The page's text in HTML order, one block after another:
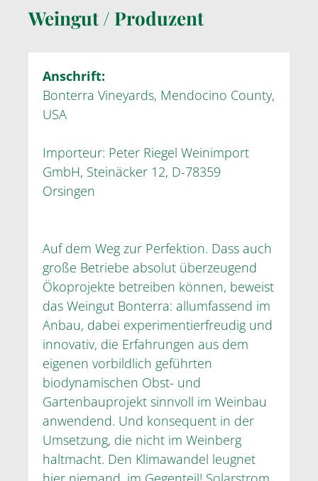
Weingut / Produzent
Anschrift:
Bonterra Vineyards, Mendocino County,
USA
Importeur: Peter Riegel Weinimport
GmbH, Steinäcker 12, D-78359
Orsingen
Auf dem Weg zur Perfektion. Dass auch
große Betriebe absolut überzeugend
Ökoprojekte betreiben können, beweist
das Weingut Bonterra: allumfassend im
Anbau, dabei experimentierfreudig und
innovativ, die Erfahrungen aus dem
eigenen vorbildlich geführten
biodynamischen Obst- und
Gartenbauprojekt sinnvoll im Weinbau
anwendend. Und konsequent in der
Umsetzung, die nicht im Weinberg
haltmacht. Den Klimawandel leugnet